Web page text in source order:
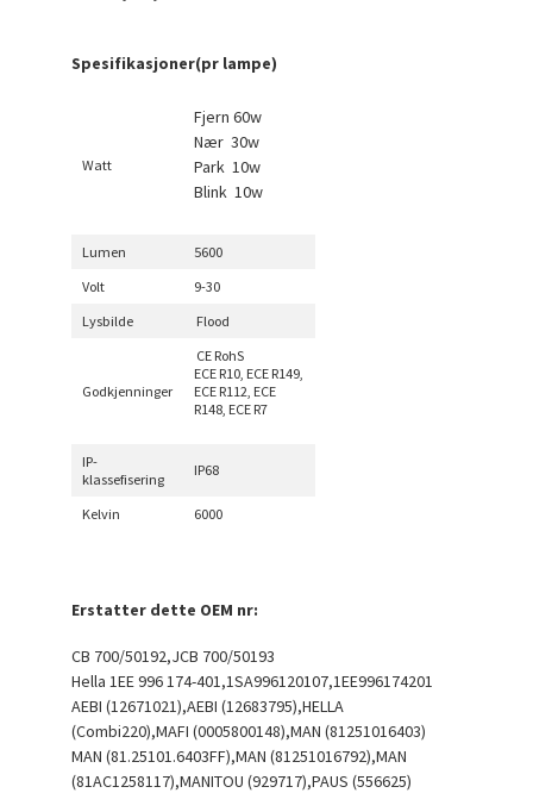
Spesifikasjoner(pr lampe)
Watt
Fjern 60w
Nær 30w
Park 10w
Blink 10w
Lumen
5600
Volt
9-30
Lysbilde
Flood
Godkjenninger
CE RohS
ECE R10, ECE R149,
ECE R112, ECE
R148, ECE R7
IP-
klassefisering
IP68
Kelvin 6000
Erstatter dette OEM nr:
CB 700/50192,JCB 700/50193
Hella 1EE 996 174-401,1SA996120107,1EE996174201
AEBI (12671021),AEBI (12683795),HELLA
(Combi220),MAFI (0005800148),MAN (81251016403)
MAN (81.25101.6403FF),MAN (81251016792),MAN
(81AC1258117),MANITOU (929717),PAUS (556625)